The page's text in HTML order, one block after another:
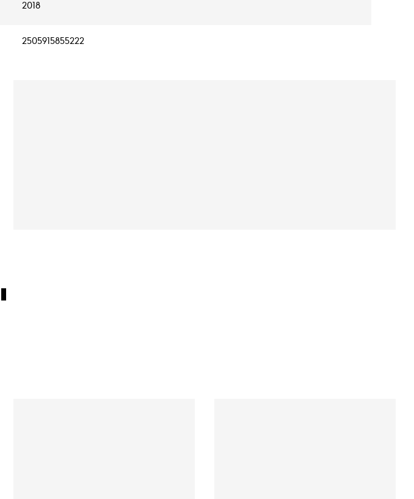
2018
2505915855222